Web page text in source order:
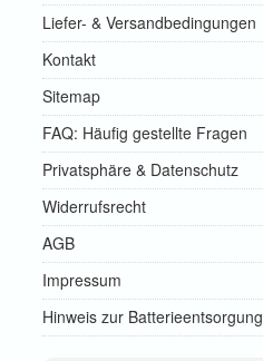
Liefer- & Versandbedingungen
Kontakt
Sitemap
FAQ: Häufig gestellte Fragen
Privatsphäre & Datenschutz
Widerrufsrecht
AGB
Impressum
Hinweis zur Batterieentsorgung